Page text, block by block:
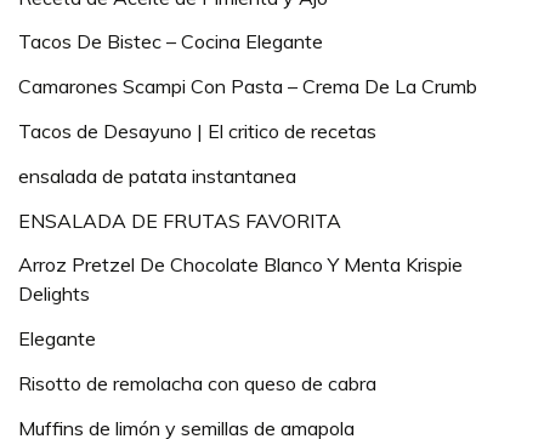
Tacos De Bistec – Cocina Elegante
Camarones Scampi Con Pasta – Crema De La Crumb
Tacos de Desayuno | El critico de recetas
ensalada de patata instantanea
ENSALADA DE FRUTAS FAVORITA
Arroz Pretzel De Chocolate Blanco Y Menta Krispie
Delights
Elegante
Risotto de remolacha con queso de cabra
Muffins de limón y semillas de amapola